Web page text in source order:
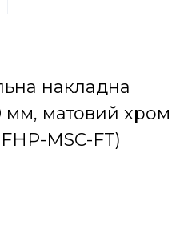
накладна
мм, матовий хром
MSC-FT)